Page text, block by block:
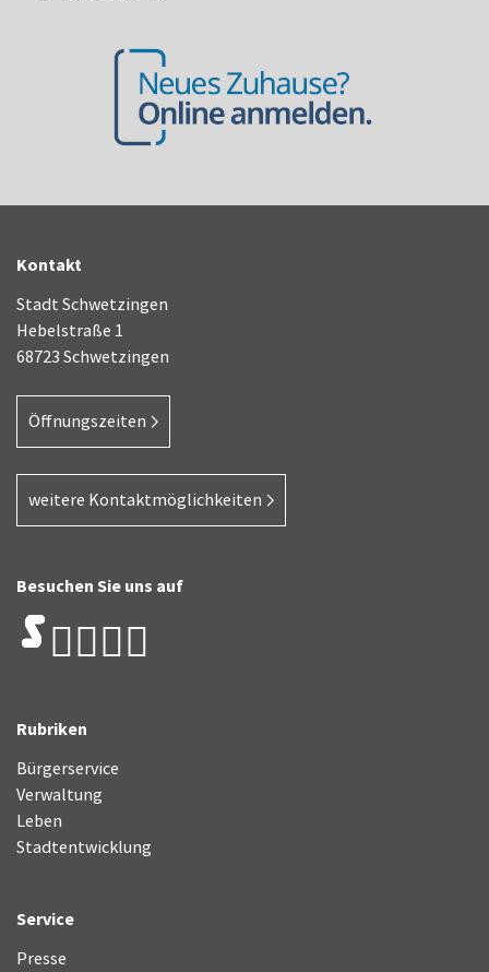
Kontakt
Stadt Schwetzingen
Hebelstraße 1
68723 Schwetzingen
Öffnungszeiten
weitere Kontaktmöglichkeiten
Besuchen Sie uns auf
Rubriken
Bürgerservice
Verwaltung
Leben
Stadtentwicklung
Service
Presse